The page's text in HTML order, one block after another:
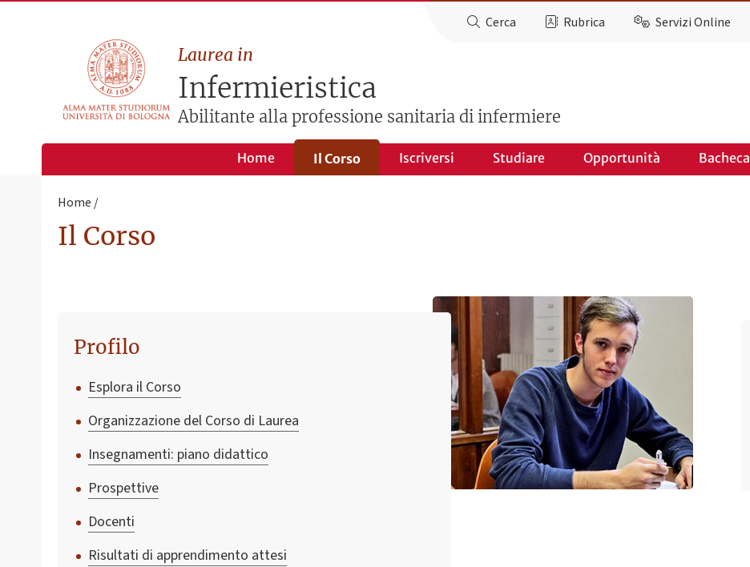
Cerca Rubrica Servizi Online
Laurea in
Infermieristica
Abilitante alla professione sanitaria di infermiere
Home Il Corso Iscriversi Studiare Opportunità Bacheca
Home
Il Corso
Profilo
Esplora il Corso
Organizzazione del Corso di Laurea
Insegnamenti: piano didattico
Prospettive
Docenti
Risultati di apprendimento attesi